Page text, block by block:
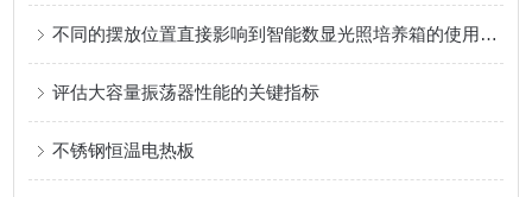
不同的摆放位置直接影响到智能数显光照培养箱的使用效果
评估大容量振荡器性能的关键指标
不锈钢恒温电热板